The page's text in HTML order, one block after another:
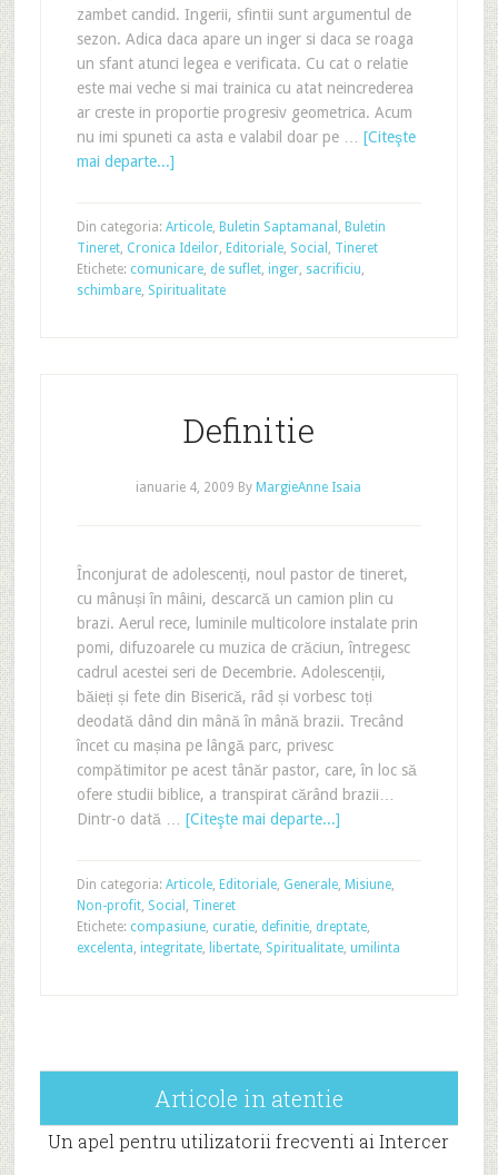
zambet candid. Ingerii, sfintii sunt argumentul de
sezon. Adica daca apare un inger si daca se roaga
un sfant atunci legea e verificata. Cu cat o relatie
este mai veche si mai trainica cu atat neincrederea
ar creste in proportie progresiv geometrica. Acum
nu imi spuneti ca asta e valabil doar pe … [Citeşte
mai departe...]
Din categoria: Articole, Buletin Saptamanal , Buletin
Tineret, Cronica Ideilor, Editoriale, Social , Tineret
Etichete: comunicare, de suflet, inger, sacrificiu,
schimbare, Spiritualitate
Definitie
ianuarie 4, 2009 By MargieAnne Isaia
Înconjurat de adolescenți, noul pastor de tineret,
cu mânuși în mâini, descarcă un camion plin cu
brazi. Aerul rece, luminile multicolore instalate prin
pomi, difuzoarele cu muzica de crăciun, întregesc
cadrul acestei seri de Decembrie. Adolescenții,
băieți și fete din Biserică, râd și vorbesc toți
deodată dând din mână în mână brazii. Trecând
încet cu mașina pe lângă parc, privesc
compătimitor pe acest tânăr pastor, care, în loc să
ofere studii biblice, a transpirat cărând brazii…
Dintr-o dată … [Citeşte mai departe...]
Din categoria: Articole, Editoriale, Generale, Misiune,
Non-profit, Social , Tineret
Etichete: compasiune, curatie, definitie, dreptate,
excelenta, integritate, libertate, Spiritualitate, umilinta
Articole in atentie
Un apel pentru utilizatorii frecventi ai Intercer